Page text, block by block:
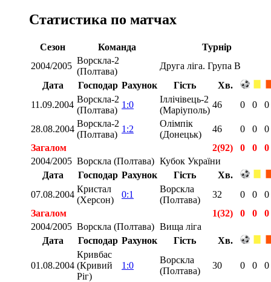
Статистика по матчах
Сезон Команда
Турнір
2004/2005
Ворскла-2
(Полтава)
Друга ліга. Група В
Дата
Господар Рахунок Гість
Хв.
11.09.2004
Ворскла-2
(Полтава)
1:0
Іллічівець-2
(Маріуполь)
46 0 0 0
28.08.2004
Ворскла-2
(Полтава)
1:2
Олімпік
(Донецьк)
46 0 0
0
Загалом
2(92) 0 0
0
2004/2005 Ворскла (Полтава) Кубок України
Дата
Господар Рахунок Гість
Хв.
07.08.2004
Кристал
(Херсон)
0:1
Ворскла
(Полтава)
32 0 0
0
Загалом
1(32) 0 0
0
2004/2005 Ворскла (Полтава) Вища ліга
Дата
Господар Рахунок Гість Хв.
01.08.2004
Кривбас
(Кривий
Ріг)
1:0
Ворскла
(Полтава)
30 0 0 0